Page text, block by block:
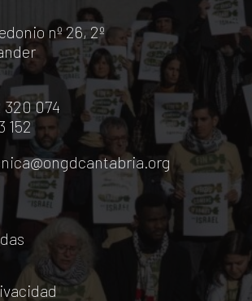
nº 26, 2º
320 074
152